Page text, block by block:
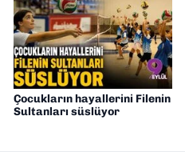
Çocukların hayallerini Filenin
Sultanları süslüyor